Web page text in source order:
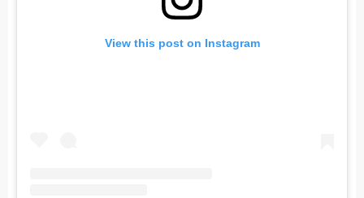
View this post on Instagram